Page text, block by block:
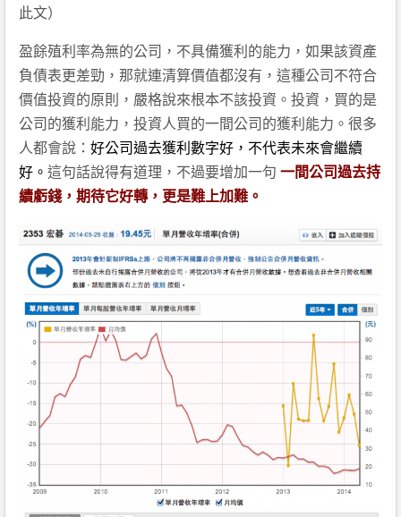
此文）
盈餘殖利率為無的公司，不具備獲利的能力，如果該資產
負債表更差勁，那就連清算價值都沒有，這種公司不符合
價值投資的原則，嚴格說來根本不該投資。投資，買的是
公司的獲利能力，投資人買的一間公司的獲利能力。很多
人都會說： 好公司過去獲利數字好，不代表未來會繼續
好。 這句話說得有道理，不過要增加一句 一間公司過去持
續虧錢，期待它好轉，更是難上加難。